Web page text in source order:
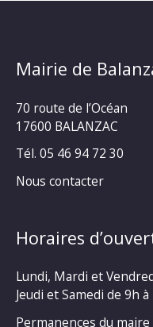
Mairie de
70 route de l’Océan
17600 BALANZAC
Tél. 05 46 94 72 30
Nous contacter
Horaires
Lundi, Mardi et
Jeudi et Samedi de 9h à
Permanences du maire